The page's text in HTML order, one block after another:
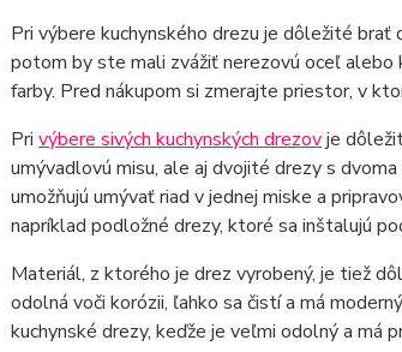
Pri výbere kuchynského drezu je dôležité
potom by ste mali zvážiť nerezovú oceľ alebo
farby. Pred nákupom si zmerajte priestor, v
Pri výbere sivých kuchynských drezovje
umývadlovú misu, ale aj dvojité drezy s
umožňujú umývať riad v jednej miske a
napríklad podložné drezy, ktoré sa inštalujú
Materiál, z ktorého je drez vyrobený, je tiež
odolná voči korózii, ľahko sa čistí a má
kuchynské drezy, keďže je veľmi odolný a má